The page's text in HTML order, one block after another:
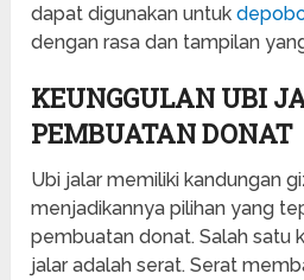
dapat digunakan untuk
dengan rasa dan tampilan
KEUNGGULAN UBI
PEMBUATAN DONAT
Ubi jalar memiliki kandungan
menjadikannya pilihan yang
pembuatan donat. Salah satu
jalar adalah serat. Serat